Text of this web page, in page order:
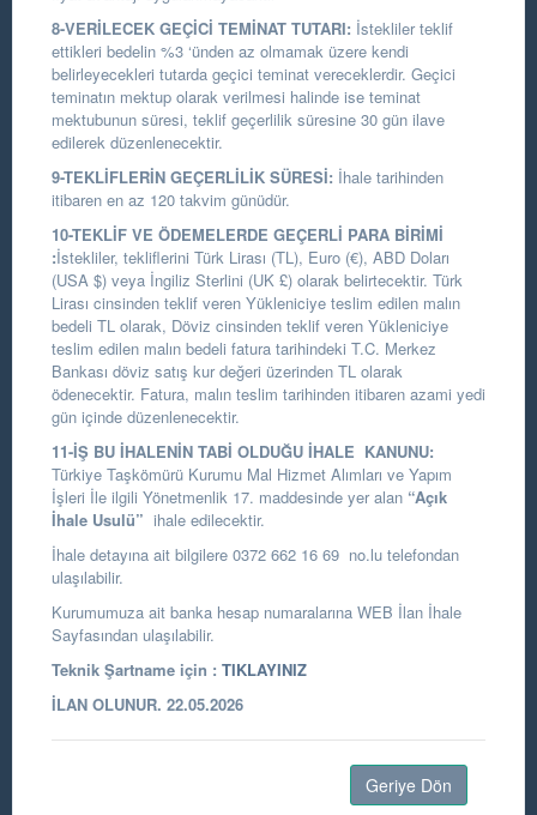
8-VERİLECEK GEÇİCİ TEMİNAT TUTARI: İstekliler teklif
ettikleri bedelin %3 ‘ünden az olmamak üzere kendi
belirleyecekleri tutarda geçici teminat vereceklerdir. Geçici
teminatın mektup olarak verilmesi halinde ise teminat
mektubunun süresi, teklif geçerlilik süresine 30 gün ilave
edilerek düzenlenecektir.
9-TEKLİFLERİN GEÇERLİLİK SÜRESİ: İhale tarihinden
itibaren en az 120 takvim günüdür.
10-TEKLİF VE ÖDEMELERDE GEÇERLİ PARA BİRİMİ
:İstekliler, tekliflerini Türk Lirası (TL), Euro (€), ABD Doları
(USA $) veya İngiliz Sterlini (UK £) olarak belirtecektir. Türk
Lirası cinsinden teklif veren Yükleniciye teslim edilen malın
bedeli TL olarak, Döviz cinsinden teklif veren Yükleniciye
teslim edilen malın bedeli fatura tarihindeki T.C. Merkez
Bankası döviz satış kur değeri üzerinden TL olarak
ödenecektir. Fatura, malın teslim tarihinden itibaren azami yedi
gün içinde düzenlenecektir.
11-İŞ BU İHALENİN TABİ OLDUĞU İHALE KANUNU:
Türkiye Taşkömürü Kurumu Mal Hizmet Alımları ve Yapım
İşleri İle ilgili Yönetmenlik 17. maddesinde yer alan “Açık
İhale Usulü” ihale edilecektir.
İhale detayına ait bilgilere 0372 662 16 69 no.lu telefondan
ulaşılabilir.
Kurumumuza ait banka hesap numaralarına WEB İlan İhale
Sayfasından ulaşılabilir.
Teknik Şartname için : TIKLAYINIZ
İLAN OLUNUR. 22.05.2026
Geriye Dön